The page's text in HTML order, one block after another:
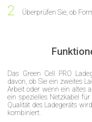
Überprüfen Sie, ob
Das Green Cell PRO
davon, ob Sie ein zweites
Arbeit oder wenn ein altes
ein spezielles Netzkabel
Qualität des Ladegeräts
kombiniert.